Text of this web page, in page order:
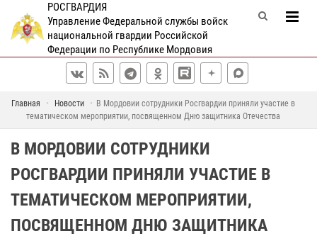
РОСГВАРДИЯ
Управление Федеральной службы войск
национальной гвардии Российской
Федерации по Республике Мордовия
Главная Новости
В Мордовии сотрудники Росгвардии приняли участие в
тематическом мероприятии, посвященном Дню защитника Отечества
В МОРДОВИИ СОТРУДНИКИ
РОСГВАРДИИ ПРИНЯЛИ УЧАСТИЕ В
ТЕМАТИЧЕСКОМ МЕРОПРИЯТИИ,
ПОСВЯЩЕННОМ ДНЮ ЗАЩИТНИКА